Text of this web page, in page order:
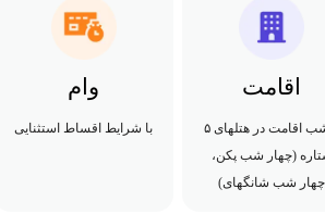
اقامت
۸ شب اقامت در هتلهای ۵
(چهار شب پکن،
چهار شب شانگهای)
وام
با شرایط اقساط استثنایی